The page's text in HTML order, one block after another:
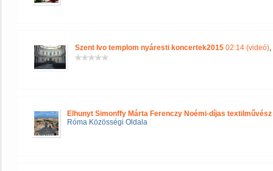
Szent Ivo templom nyáresti koncertek2015 02:14 (videó),
Elhunyt Simonffy Márta Ferenczy Noémi-díjas textilművész
Róma Közösségi Oldala